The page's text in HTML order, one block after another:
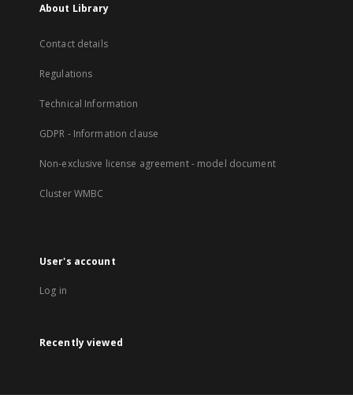
About Library
Contact details
Regulations
Technical Information
GDPR - Information clause
Non-exclusive license agreement - model document
Cluster WMBC
User's account
Log in
Recently viewed